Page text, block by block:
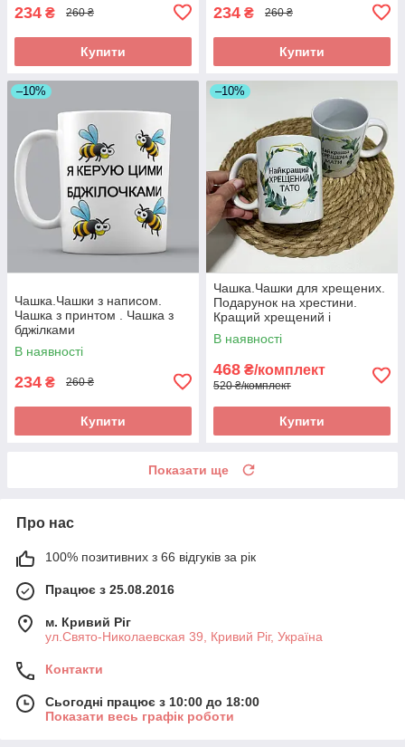
234 ₴ 260 ₴
Купити
234 ₴ 260 ₴
Купити
–10%
Чашка.Чашки з написом.
Чашка з принтом . Чашка з
бджілками
В наявності
234 ₴ 260 ₴
Купити
–10%
Чашка.Чашки для хрещених.
Подарунок на хрестини.
Кращий хрещений і
найкраща хресна
В наявності
468 ₴/комплект
520 ₴/комплект
Купити
Показати ще
Про нас
100% позитивних з 66 відгуків за рік
Працює з 25.08.2016
м. Кривий Ріг
ул.Свято-Николаевская 39, Кривий Ріг, Україна
Контакти
Сьогодні працює з 10:00 до 18:00
Показати весь графік роботи